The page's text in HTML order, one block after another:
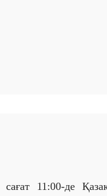
11:00-де